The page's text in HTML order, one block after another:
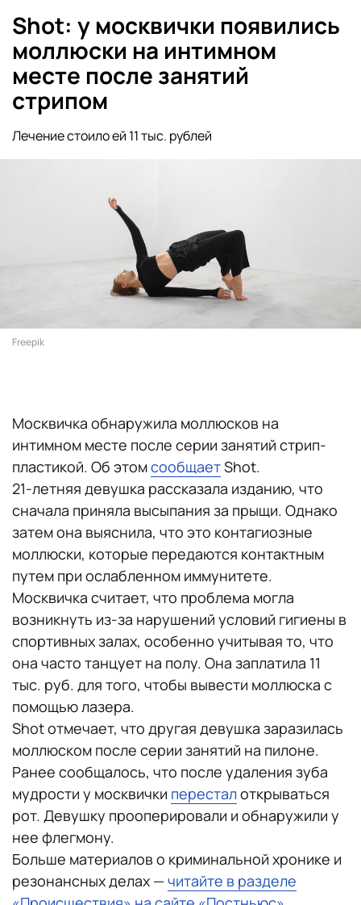
Shot: у москвички появились
моллюски на интимном
месте после занятий
стрипом
Лечение стоило ей 11 тыс. рублей
Freepik
Москвичка обнаружила моллюсков на
интимном месте после серии занятий стрип-
пластикой. Об этомсообщаетShot.
21-летняя девушка рассказала изданию, что
сначала приняла высыпания за прыщи. Однако
затем она выяснила, что это контагиозные
моллюски, которые передаются контактным
путем при ослабленном иммунитете.
Москвичка считает, что проблема могла
возникнуть из-за нарушений условий гигиены в
спортивных залах, особенно учитывая то, что
она часто танцует на полу. Она заплатила 11
тыс. руб. для того, чтобы вывести моллюска с
помощью лазера.
Shot отмечает, что другая девушка заразилась
моллюском после серии занятий на пилоне.
Ранее сообщалось, что после удаления зуба
мудрости у москвички пересталоткрываться
рот. Девушку прооперировали и обнаружили у
нее флегмону.
Больше материалов о криминальной хронике и
резонансных делах — читайте в разделе